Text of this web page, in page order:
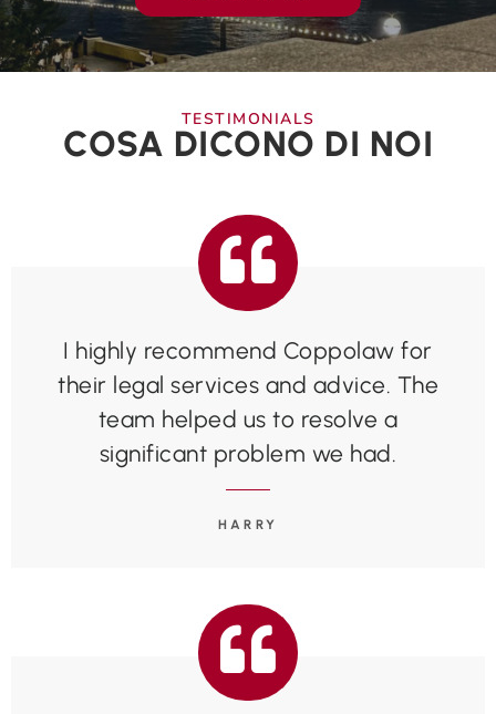
TESTIMONIALS
COSA DICONO DI NOI
I highly recommend Coppolaw for
their legal services and advice. The
team helped us to resolve a
significant problem we had.
HARRY